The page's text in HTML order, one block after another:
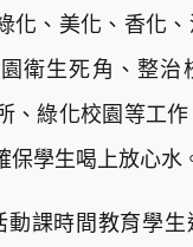
化、美化、香化、
衛生死角、整治
、綠化校園等工
保學生喝上放心水
動課時間教育學